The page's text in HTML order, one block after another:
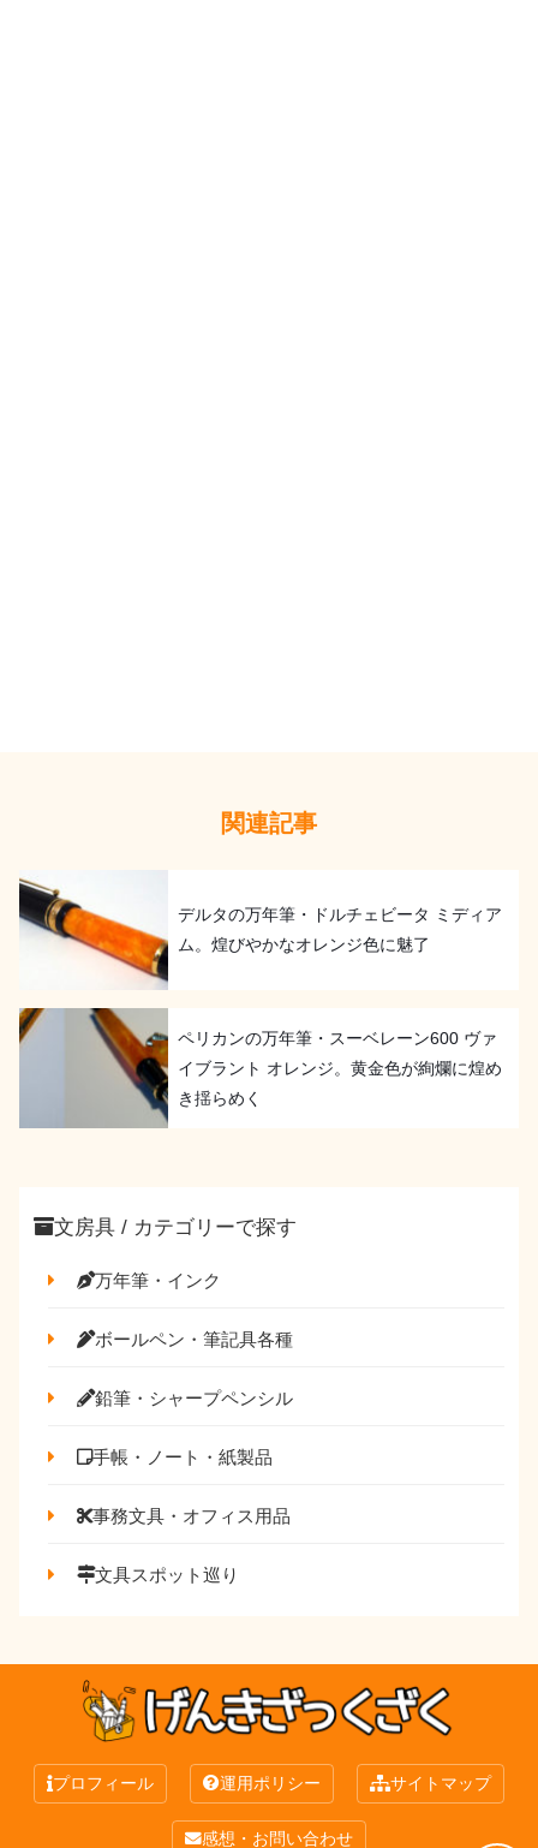
関連記事
デルタの万年筆・ドルチェビータ ミディア
ム。煌びやかなオレンジ色に魅了
ペリカンの万年筆・スーベレーン600 ヴァ
イブラント オレンジ。黄金色が絢爛に煌め
き揺らめく
文房具 / カテゴリーで探す
万年筆・インク
ボールペン・筆記具各種
鉛筆・シャープペンシル
手帳・ノート・紙製品
事務文具・オフィス用品
文具スポット巡り
プロフィール 運用ポリシー サイトマップ
感想・お問い合わせ